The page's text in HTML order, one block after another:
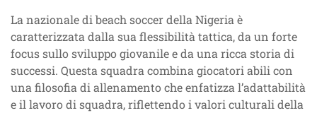
La nazionale di beach soccer della Nigeria è
caratterizzata dalla sua flessibilità tattica, da un forte
focus sullo sviluppo giovanile e da una ricca storia di
successi. Questa squadra combina giocatori abili con
una filosofia di allenamento che enfatizza l’adattabilità
e il lavoro di squadra, riflettendo i valori culturali della